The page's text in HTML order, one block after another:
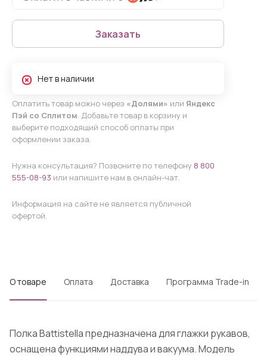
Заказать
Нет в наличии
Оплатить товар можно через «Долями» или Яндекс
Пэй со Сплитом. Добавьте товар в корзину и
выберите подходящий способ оплаты при
оформлении заказа.
Нужна консультация? Позвоните по телефону 8 800
555-08-93 или напишите нам в онлайн-чат.
Информация на сайте не является публичной
офертой.
О товаре Оплата Доставка Программа Trade-in
Полка Battistella предназначена для глажки рукавов,
оснащена функциями наддува и вакуума. Модель